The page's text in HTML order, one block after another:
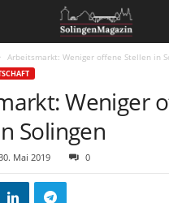
Arbeitsmarkt: Weniger offene Stellen in
Weniger
Solingen
Mai 2019 0